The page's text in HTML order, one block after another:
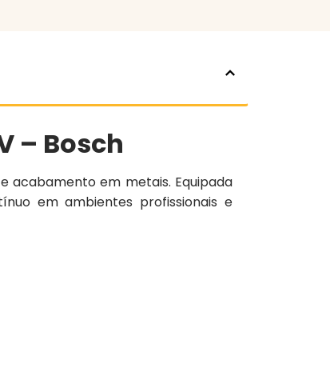
– Bosch
acabamento em metais. Equipada
em ambientes profissionais e